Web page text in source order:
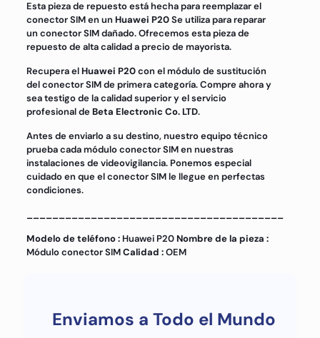
Esta pieza de repuesto está hecha para reemplazar el
conector SIM en un Huawei P20Se utiliza para reparar
un conector SIM dañado. Ofrecemos esta pieza de
repuesto de alta calidad a precio de mayorista.
Recupera elHuawei P20con el módulo de sustitución
del conector SIM de primera categoría. Compre ahora y
sea testigo de la calidad superior y el servicio
profesional deBeta Electronic Co. LTD.
Antes de enviarlo a su destino, nuestro equipo técnico
prueba cada módulo conector SIM en nuestras
instalaciones de videovigilancia. Ponemos especial
cuidado en que el conector SIM le llegue en perfectas
condiciones.
Modelo de teléfono :Huawei P20Nombre de la pieza :
Módulo conector SIMCalidad :OEM
Enviamos a Todo el Mundo